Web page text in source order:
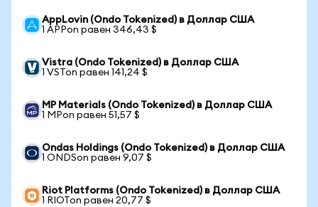
AppLovin (Ondo Tokenized) в Доллар США
1 APPon равен 346,43 $
Vistra (Ondo Tokenized) в Доллар США
1 VSTon равен 141,24 $
MP Materials (Ondo Tokenized) в Доллар США
1 MPon равен 51,57 $
Ondas Holdings (Ondo Tokenized) в Доллар США
1 ONDSon равен 9,07 $
Riot Platforms (Ondo Tokenized) в Доллар США
1 RIOTon равен 20,77 $